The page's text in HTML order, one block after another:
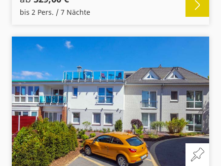
bis 2 Pers. / 7 Nächte